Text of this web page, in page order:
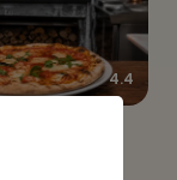
4.4